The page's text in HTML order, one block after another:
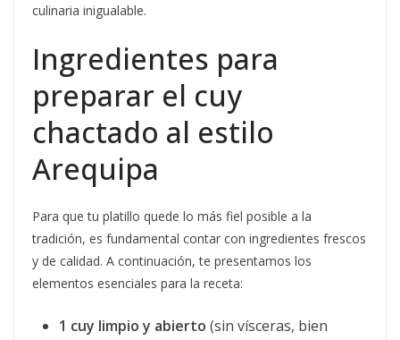
culinaria inigualable.
Ingredientes para
preparar el cuy
chactado al estilo
Arequipa
Para que tu platillo quede lo más fiel posible a la
tradición, es fundamental contar con ingredientes frescos
y de calidad. A continuación, te presentamos los
elementos esenciales para la receta:
1 cuy limpio y abierto (sin vísceras, bien